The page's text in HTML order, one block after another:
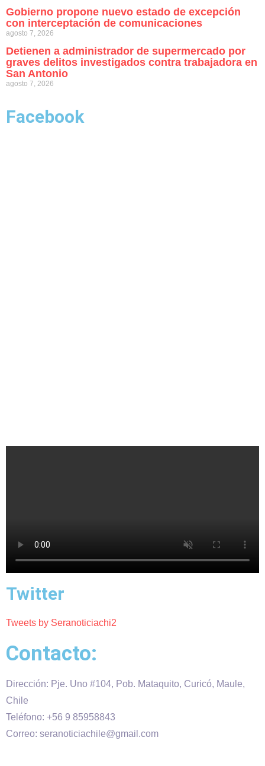
Gobierno propone nuevo estado de excepción
con interceptación de comunicaciones
agosto 7, 2026
Detienen a administrador de supermercado por
graves delitos investigados contra trabajadora en
San Antonio
agosto 7, 2026
Facebook
Twitter
Tweets by Seranoticiachi2
Contacto:
Dirección: Pje. Uno #104, Pob. Mataquito, Curicó, Maule,
Chile
Teléfono: +56 9 85958843
Correo: seranoticiachile@gmail.com